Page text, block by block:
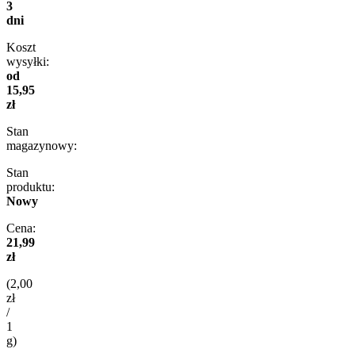
3
dni
Koszt
wysyłki:
od
15,95
zł
Stan
magazynowy:
Stan
produktu:
Nowy
Cena:
21,99
zł
(2,00
zł
/
1
g)